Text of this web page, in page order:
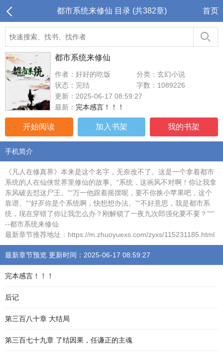
都市系统来修仙 目录 (共382章) 首页
都市系统来修仙
作者：好好的吃饭
分类：玄幻小说
状态：完结
字数：1089226
更新：2025-06-17 08:59:27
最新： 完本感言！！！
开始阅读 加入书架 我的书架
手机简介
《凡人在修真界》本来是这个名字，无奈改不了。这是一个拿着都市
系统的人在仙侠世界里修仙的故事。“系统，这画风不对啊！你让我拿
东风破去怼这尸王。”“万一他跟着摇摆呢，要不你换小苹果吧，这个
靠谱。”“好歹你是个系统啊，快想想办法。”“不好意思，我是都市系
统，现在穿错了你让我怎么办？刚解锁了一夜九次郎强化要不要？”“”
--都市系统来修仙
最新章节推荐地址：https://m.zhuoyuexs.com/zyxs/115231185.html
最新章节预览 更新时间：2025-06-17 08:59:27
完本感言！！！
后记
第三百八十章 大结局
第三百七十九章 了结因果，任谦正的主魂